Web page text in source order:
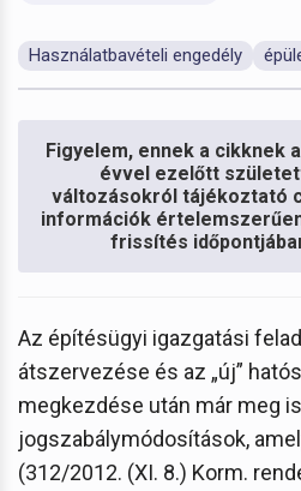
Használatbavételi engedély
Figyelem, ennek a cikknek
évvel ezelőtt
változásokról tájékoztató
információk
frissítés
Az építésügyi igazgatási
átszervezése és az „új”
megkezdése után már meg
jogszabálymódosítások,
(312/2012. (XI. 8.) Korm.